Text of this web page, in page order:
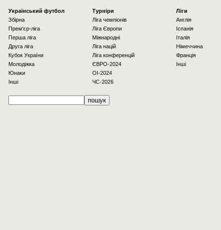
Українcький футбол
Збірна
Прем'єр-ліга
Перша ліга
Друга ліга
Кубок України
Молодіжка
Юнаки
Інші
Турніри
Ліга чемпіонів
Ліга Європи
Міжнародні
Ліга націй
Ліга конференцій
ЄВРО-2024
OI-2024
ЧС-2026
Ліги
Англія
Іспанія
Італія
Німеччина
Франція
Інші